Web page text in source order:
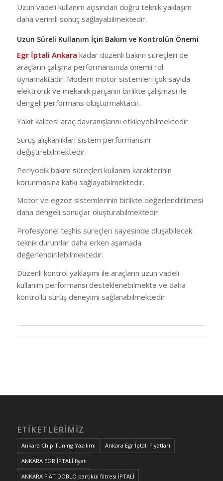
Uzun vadeli kullanım açısından doğru teknik yaklaşım
daha verimli sonuç sağlayabilmektedir.
Uzun Süreli Kullanım İçin Bakım ve Kontrolün Önemi
Egr İptali Ankara kadar düzenli bakım süreçleri de
araçların çalışma performansında önemli rol
oynamaktadır. Modern motor sistemleri çok sayıda
elektronik ve mekanik parçanın birlikte çalışması ile
dengeli performans oluşturmaktadır.
Yakıt kalitesi araç davranışlarını etkileyebilmektedir.
Sürüş alışkanlıkları sistem performansını
değiştirebilmektedir.
Periyodik bakım süreçleri kullanım karakterinin
korunmasına katkı sağlayabilmektedir.
Motor ve egzoz sistemlerinin birlikte değerlendirilmesi
daha dengeli sonuçlar oluşturabilmektedir.
Profesyonel teşhis süreçleri sayesinde oluşabilecek
teknik durumlar daha erken aşamada
değerlendirilebilmektedir.
Düzenli kontrol yaklaşımı ile araçların uzun vadeli
kullanım performansı desteklenebilmekte ve daha
kontrollü sürüş deneyimi sağlanabilmektedir.
ETIKETLERIMIZ
Ankara Chip Tuning Yazılımı Ankara Egr İptali Fiyatları
ANKARA EGR İPTALİ fiyat
ANKARA FİAT DOBLO partikül filtresi İPTALİ